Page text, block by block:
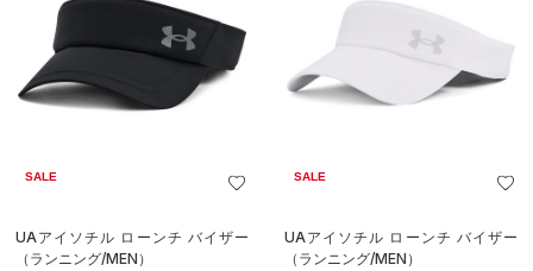
SALE
UAアイソチル ローンチ バイザー
（ランニング/MEN）
SALE
UAアイソチル ローンチ バイザー
（ランニング/MEN）